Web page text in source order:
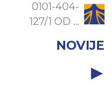
0101-404-
127/1 OD ...
NOVIJE